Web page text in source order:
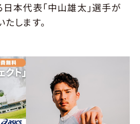
本代表「中山雄太」選手が
します。